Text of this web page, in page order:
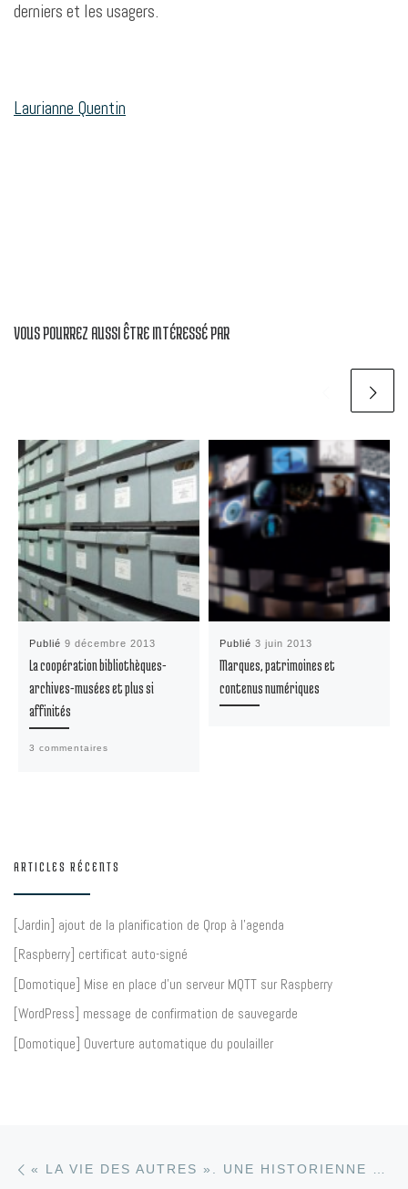
derniers et les usagers.
Laurianne Quentin
VOUS POURREZ AUSSI ÊTRE INTÉRESSÉ PAR
Publié9 décembre 2013
La coopération bibliothèques-
archives-musées et plus si
affinités
3 commentaires
Publié3 juin 2013
Marques, patrimoines et
contenus numériques
ARTICLES RÉCENTS
[Jardin] ajout de la planification de Qrop à l’agenda
[Raspberry] certificat auto-signé
[Domotique] Mise en place d’un serveur MQTT sur Raspberry
[WordPress] message de confirmation de sauvegarde
[Domotique] Ouverture automatique du poulailler
Parcourir les articles